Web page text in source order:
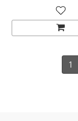
1